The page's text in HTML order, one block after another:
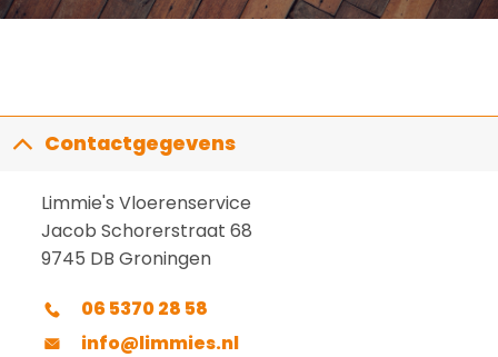
Contactgegevens
Limmie's Vloerenservice
Jacob Schorerstraat 68
9745 DB Groningen
06 5370 28 58
info@limmies.nl